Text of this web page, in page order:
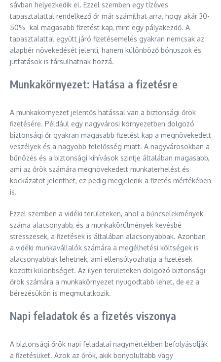
sávban helyezkedik el. Ezzel szemben egy tízéves
tapasztalattal rendelkező őr már számíthat arra, hogy akár 30-
50% -kal magasabb fizetést kap, mint egy pályakezdő. A
tapasztalattal együtt járó fizetésemelés gyakran nemcsak az
alapbér növekedését jelenti, hanem különböző bónuszok és
juttatások is társulhatnak hozzá.
Munkakörnyezet: Hatása a fizetésre
A munkakörnyezet jelentős hatással van a biztonsági őrök
fizetésére. Például egy nagyvárosi környezetben dolgozó
biztonsági őr gyakran magasabb fizetést kap a megnövekedett
veszélyek és a nagyobb felelősség miatt. A nagyvárosokban a
bűnözés és a biztonsági kihívások szintje általában magasabb,
ami az őrök számára megnövekedett munkaterhelést és
kockázatot jelenthet, ez pedig megjelenik a fizetés mértékében
is.
Ezzel szemben a vidéki területeken, ahol a bűncselekmények
száma alacsonyabb, és a munkakörülmények kevésbé
stresszesek, a fizetések is általában alacsonyabbak. Azonban
a vidéki munkavállalók számára a megélhetési költségek is
alacsonyabbak lehetnek, ami ellensúlyozhatja a fizetések
közötti különbséget. Az ilyen területeken dolgozó biztonsági
őrök számára a munkakörnyezet nyugodtabb lehet, de ez a
bérezésükön is megmutatkozik.
Napi feladatok és a fizetés viszonya
A biztonsági őrök napi feladatai nagymértékben befolyásolják
a fizetésüket. Azok az őrök, akik bonyolultabb vagy